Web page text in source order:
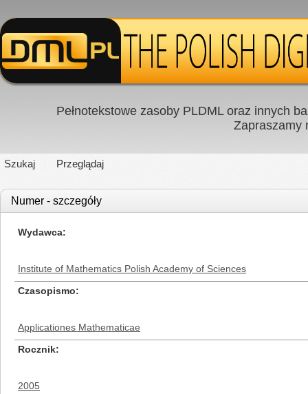
Pełnotekstowe zasoby PLDML oraz innych
Zapraszamy
Szukaj Przeglądaj
Numer - szczegóły
Wydawca
Institute of Mathematics Polish Academy of Sciences
Czasopismo
Applicationes Mathematicae
Rocznik
2005